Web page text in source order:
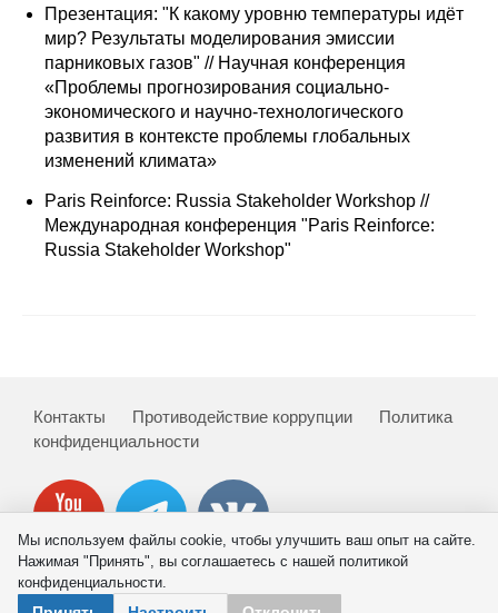
О журнале
Номера журналов
Редакционная этика
Информация для авторов
Общие требования
Редакционная этика
Информация для авторов
Презентация: "К какому уровню температуры идёт
мир? Результаты моделирования эмиссии
парниковых газов" // Научная конференция
«Проблемы прогнозирования социально-
экономического и научно-технологического
развития в контексте проблемы глобальных
изменений климата»
Paris Reinforce: Russia Stakeholder Workshop //
Международная конференция "Paris Reinforce:
Russia Stakeholder Workshop"
Контакты Противодействие коррупции
Политика
конфиденциальности
© 2026 ИНП РАН
Мы используем файлы cookie, чтобы улучшить ваш опыт на сайте.
Нажимая "Принять", вы соглашаетесь с нашей политикой
конфиденциальности.